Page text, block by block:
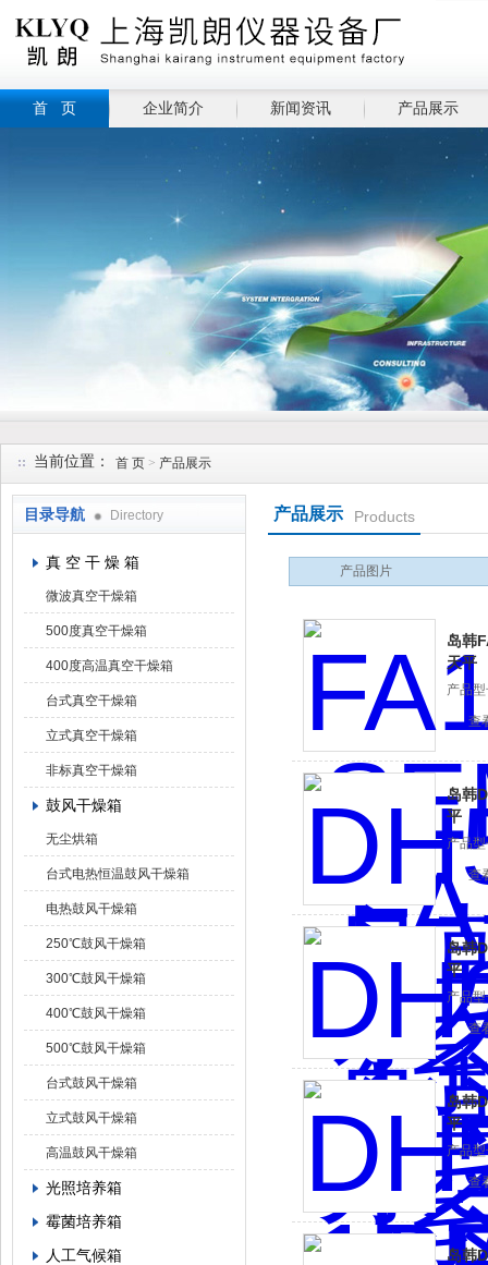
首 页 企业简介 新闻资讯 产品展示
当前位置： 首 页 > 产品展示
目录导航 Directory
真 空 干 燥 箱
微波真空干燥箱
500度真空干燥箱
400度高温真空干燥箱
台式真空干燥箱
立式真空干燥箱
非标真空干燥箱
鼓风干燥箱
无尘烘箱
台式电热恒温鼓风干燥箱
电热鼓风干燥箱
250℃鼓风干燥箱
300℃鼓风干燥箱
400℃鼓风干燥箱
500℃鼓风干燥箱
台式鼓风干燥箱
立式鼓风干燥箱
高温鼓风干燥箱
光照培养箱
霉菌培养箱
人工气候箱
产品展示 Products
产品图片
岛韩
天平
产品
查
岛韩
平
产品
查
岛韩
平
产品
查
岛韩
平
产品
查
岛韩